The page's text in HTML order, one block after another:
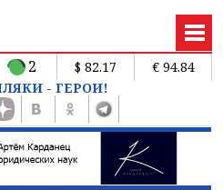
2 $ 82.17
€ 94.84
- ГЕРОИ!